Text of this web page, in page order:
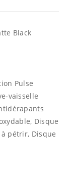
Black
Pulse
vaisselle
Disque
pétrir, Disque